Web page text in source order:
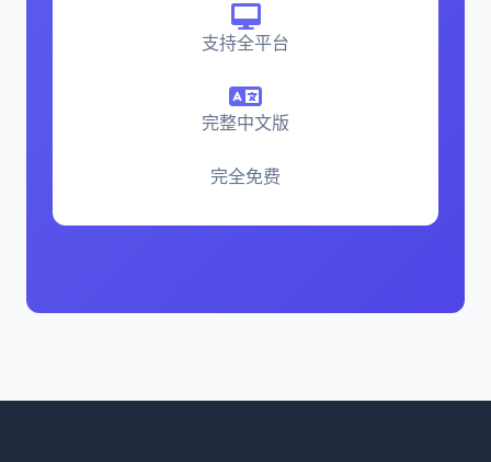
支持全平台
完整中文版
完全免费